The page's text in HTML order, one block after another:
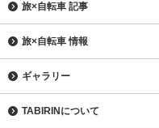
旅×自転車 記事
旅×自転車 情報
ギャラリー
TABIRINについて